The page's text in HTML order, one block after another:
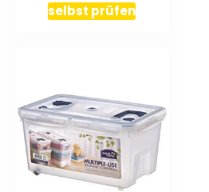
selbst prüfen